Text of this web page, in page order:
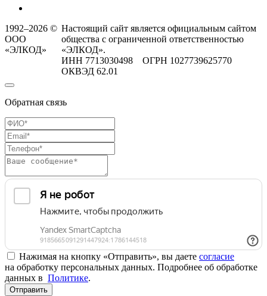
1992–2026 ©
ООО
«ЭЛКОД»
Настоящий сайт является официальным сайтом
общества с ограниченной ответственностью
«ЭЛКОД».
ИНН 7713030498 ОГРН 1027739625770
ОКВЭД 62.01
Обратная связь
Нажимая на кнопку «Отправить», вы даете согласие
на обработку персональных данных. Подробнее об обработке
данных в Политике.
Отправить